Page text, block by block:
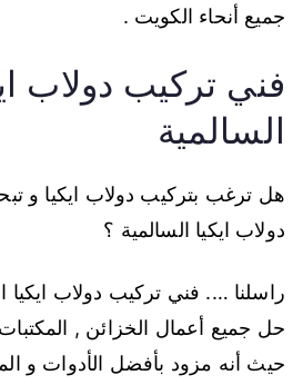
جميع أنحاء الكويت .
فني تركيب دولاب
السالمية
هل ترغب بتركيب دولاب ايكيا و
دولاب ايكيا السالمية ؟
راسلنا …. فني تركيب دولاب ايكيا
حل جميع أعمال الخزائن ,
حيث أنه مزود بأفضل الأدوات و